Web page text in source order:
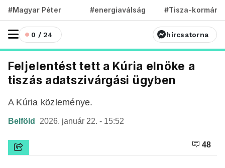
#Magyar Péter #energiaválság #Tisza-kormány
0 / 24 hírcsatorna
Feljelentést tett a Kúria elnöke a
tiszás adatszivárgási ügyben
A Kúria közleménye.
Belföld 2026. január 22. - 15:52
48